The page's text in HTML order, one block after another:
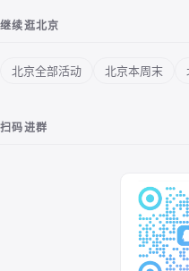
继续逛北京
北京全部活动 北京本周末
扫码进群